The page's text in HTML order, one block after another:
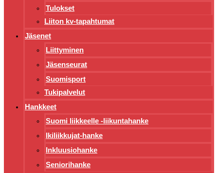
Tulokset
Liiton kv-tapahtumat
Jäsenet
Liittyminen
Jäsenseurat
Suomisport
Tukipalvelut
Hankkeet
Suomi liikkeelle -liikuntahanke
Ikiliikkujat-hanke
Inkluusiohanke
Seniorihanke